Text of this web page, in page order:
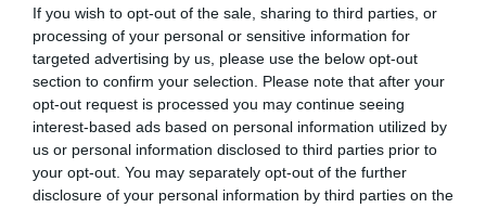
If you wish to opt-out of the sale, sharing to third parties, or
processing of your personal or sensitive information for
targeted advertising by us, please use the below opt-out
section to confirm your selection. Please note that after your
opt-out request is processed you may continue seeing
interest-based ads based on personal information utilized by
us or personal information disclosed to third parties prior to
your opt-out. You may separately opt-out of the further
disclosure of your personal information by third parties on the
frissebb gondolkodással ébredhetsz.
Hogyan kezdj hozzá?
Ha eddig nem volt szokásod olvasni lefekvés előtt, kezdd
kicsiben! Válassz egy könyvet, ami igazán érdekel, és
tűzd ki célul, hogy mindennap elolvasol belőle 10-15
oldalt. Hamar érezni fogod a pozitív hatásokat az
alvásodon és a közérzeteden.